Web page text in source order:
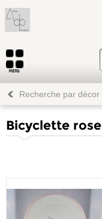
Recherche par décor
Bicyclette rose